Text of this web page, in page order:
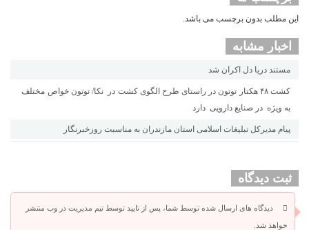
این مطلب بدون برچسب می باشد.
اخبار مشابه
مستند دریا دل اکران شد
کشت ۴۸ هکتار توتون در راستای طرح الگوی کشت در نکا/ توتون خواص مختلف
به ویژه در صنایع دارویی دارد
پیام مدیرکل تبلیغات اسلامی استان مازندران به مناسبت روزخبرنگار
ثبت دیدگاه
دیدگاه های ارسال شده توسط شما، پس از تایید توسط تیم مدیریت در وب منتشر
خواهد شد.